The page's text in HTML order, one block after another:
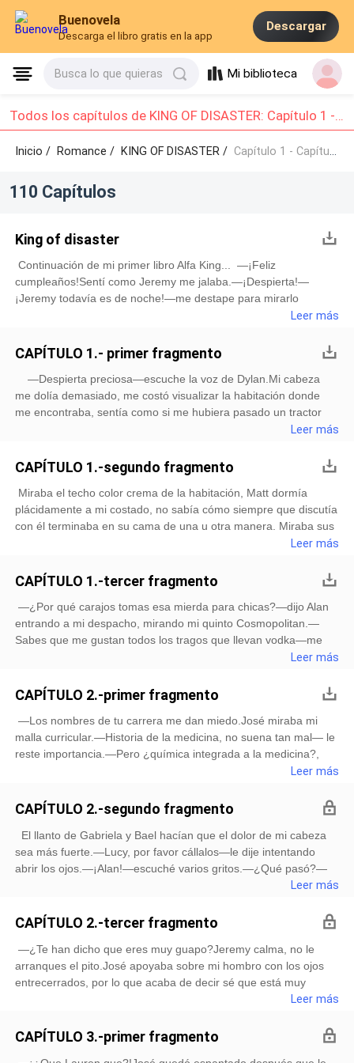
Buenovela
Descarga el libro gratis en la app
Descargar
Busca lo que quieras Mi biblioteca
Todos los capítulos de KING OF DISASTER: Capítulo 1 - Capítulo 10
Inicio / Romance/KING OF DISASTER / Capítulo 1 - Capítulo 10
110 Capítulos
King of disaster
Continuación de mi primer libro Alfa King... —¡Feliz
cumpleaños!Sentí como Jeremy me jalaba.—¡Despierta!—
¡Jeremy todavía es de noche!—me destape para mirarlo
furiosa.—¡Quiero que veamos el amanecer!, Mañana me voy y
cachorrito.—Está b
Leer más
CAPÍTULO 1.- primer fragmento
—Despierta preciosa—escuche la voz de Dylan.Mi cabeza
me dolía demasiado, me costó visualizar la habitación donde
me encontraba, sentía como si me hubiera pasado un tractor
encima—Toma esto preciosa—Dylan me ofreció un vaso con un
hará sentir mejor—me sonrió mientras se sentaba al borde de la
cama.Me tomé todo e
Leer más
CAPÍTULO 1.-segundo fragmento
Miraba el techo color crema de la habitación, Matt dormía
plácidamente a mi costado, no sabía cómo siempre que discutía
con él terminaba en su cama de una u otra manera. Miraba sus
largas pestañas, su boca entreabierta y su cabello todo
plácidamente mientras que yo siento el mundo aplastándome.El
sol empezaba a entrar por orificios de la ventana que la cortina
no llegaba a cubrir, me levanté muy despacio de la cama y entre
al baño. Después de más de 15 minutos yo me encontraba listo
para la escuela, hoy sería el primer día del último año en la
bella preparatoria, un lugar tan cálido como la Antártida y tan
Leer más
CAPÍTULO 1.-tercer fragmento
—¿Por qué carajos tomas esa mierda para chicas?—dijo Alan
entrando a mi despacho, mirando mi quinto Cosmopolitan.—
Sabes que me gustan todos los tragos que llevan vodka—me
tomo el Cosmopolitan de un solo tiro, Alan levanta la ceja.—Veo
habitación—se sienta en frente mío—. ¿Cuándo carajos piensas
solucionar lo tuyo con Rosali?, No es que me importe mucho su
situación sentimental, pero esa chica llora más fuerte que
Gabriela y Bael juntos, así que haz que se calle o bótala del
palacio.—No estoy para tus bromas Alan—Mande a Ulises por
Leer más
CAPÍTULO 2.-primer fragmento
—Los nombres de tu carrera me dan miedo.José miraba mi
malla curricular.—Historia de la medicina, no suena tan mal— le
reste importancia.—Pero ¿química integrada a la medicina?,
¿fisiopatología?, ¡Inmunología 1! Ay diosito, que fea es tu vida—
suena fácil, lenguaje 1, matemática básica, bases legales,
¿desarrollo humano?; te odio— le entregue su malla curricular.
—Te acompaño a tu aula, mi clase empieza en una hora todaví
Leer más
CAPÍTULO 2.-segundo fragmento
El llanto de Gabriela y Bael hacían que el dolor de mi cabeza
sea más fuerte.—Lucy, por favor cállalos—le dije intentando
abrir los ojos.—¡Alan!—escuché varios gritos.—¿Qué pasó?—
me levanté un poco de la cama.—¡Pensé que te perdería!—
quisieras cariño—le respondí el abrazo.Mis pequeños
Leer más
CAPÍTULO 2.-tercer fragmento
—¿Te han dicho que eres muy guapo?Jeremy calma, no le
arranques el pito.José apoyaba sobre mi hombro con los ojos
entrecerrados, por lo que acaba de decir sé que está muy
borracho.—Si no hubiera apostado contigo para que te tomes
sobre el asiento, busque con los ojos a Lauren, se había ido al
baño hace como media hora y no volvía.Me levanté del asiento
Leer más
CAPÍTULO 3.-primer fragmento